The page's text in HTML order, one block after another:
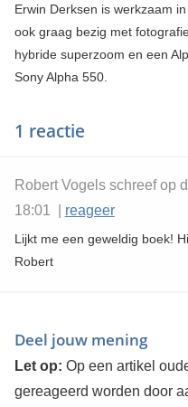
Erwin Derksen is werkzaam
ook graag bezig met
hybride superzoom en een
Sony Alpha 550.
1 reactie
Robert Vogels schreef op
18:01 | reageer
Lijkt me een geweldig boek!
Robert
Deel jouw mening
Let op: Op een artikel
gereageerd worden door